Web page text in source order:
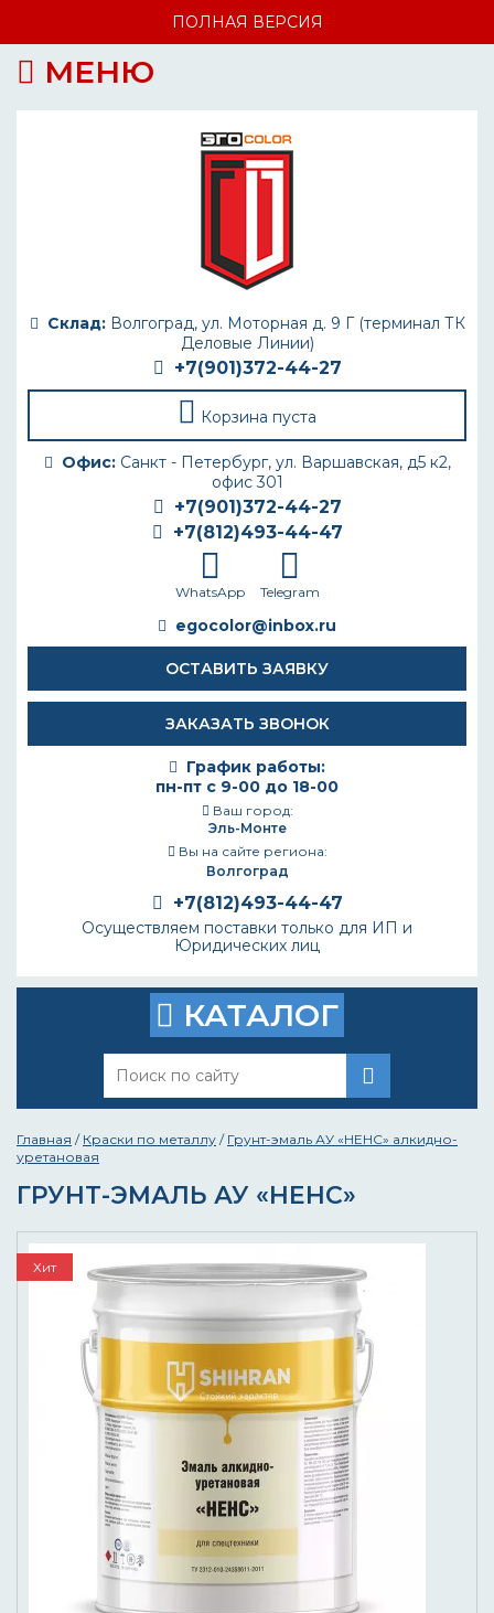
ПОЛНАЯ ВЕРСИЯ
МЕНЮ
Склад:Волгоград, ул. Моторная д. 9 Г (терминал ТК
Деловые Линии)
+7(901)372-44-27
Корзина пуста
Офис:Санкт - Петербург, ул. Варшавская, д5 к2,
офис 301
+7(901)372-44-27
+7(812)493-44-47
WhatsApp Telegram
egocolor@inbox.ru
ОСТАВИТЬ ЗАЯВКУ
ЗАКАЗАТЬ ЗВОНОК
График работы:
пн-пт с 9-00 до 18-00
Ваш город:
Эль-Монте
Вы на сайте региона:
Волгоград
+7(812)493-44-47
Осуществляем поставки только для ИП и
Юридических лиц
КАТАЛОГ
Главная / Краски по металлу / Грунт-эмаль АУ «НЕНС» алкидно-
уретановая
ГРУНТ-ЭМАЛЬ АУ «НЕНС»
Хит